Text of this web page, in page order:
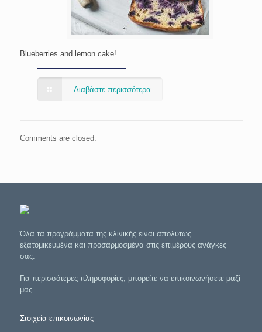
Blueberries and lemon cake!
Διαβάστε περισσότερα
Comments are closed.
Όλα τα προγράμματα της κλινικής είναι απολύτως
εξατομικευμένα και προσαρμοσμένα στις επιμέρους ανάγκες
σας.
Για περισσότερες πληροφορίες, μπορείτε να επικοινωνήσετε μαζί
μας.
Στοιχεία επικοινωνίας